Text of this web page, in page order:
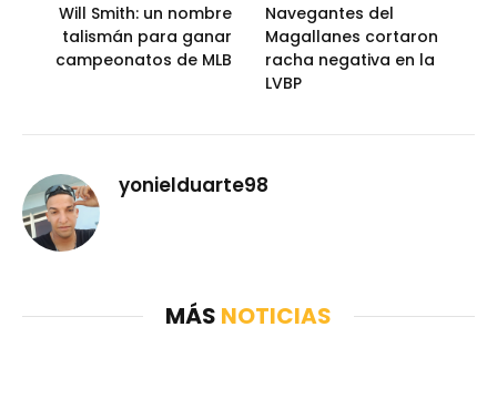
Will Smith: un nombre
talismán para ganar
campeonatos de MLB
Navegantes del
Magallanes cortaron
racha negativa en la
LVBP
yonielduarte98
MÁS NOTICIAS